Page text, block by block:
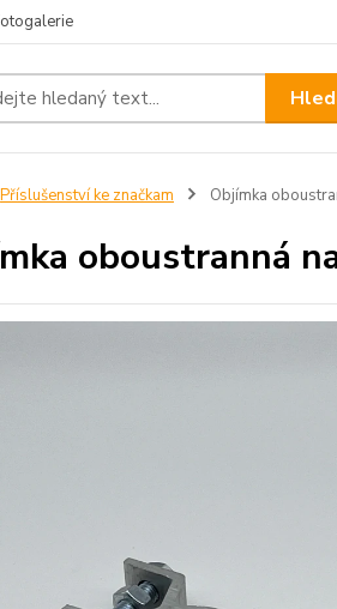
Příslušenství ke značkam Objímka
oboustranná